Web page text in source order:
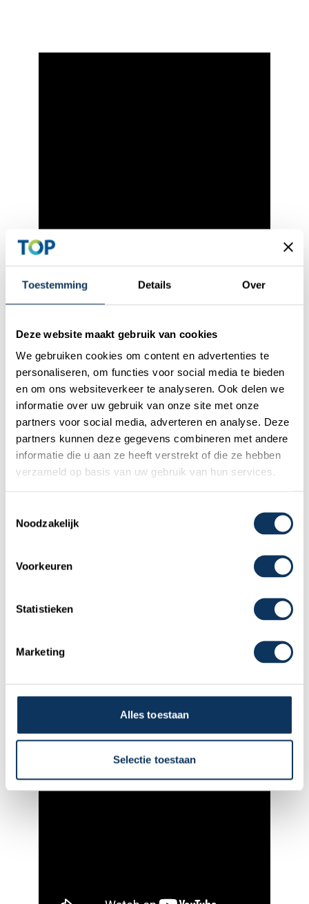
Toestemming Details Over
Deze website maakt gebruik van cookies
We gebruiken cookies om content en advertenties te
personaliseren, om functies voor social media te bieden
en om ons websiteverkeer te analyseren. Ook delen we
informatie over uw gebruik van onze site met onze
partners voor social media, adverteren en analyse. Deze
partners kunnen deze gegevens combineren met andere
informatie die u aan ze heeft verstrekt of die ze hebben
verzameld op basis van uw gebruik van hun services.
Noodzakelijk
Voorkeuren
Statistieken
Marketing
Alles toestaan
Selectie toestaan